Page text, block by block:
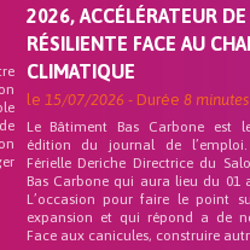
2026, ACCÉLÉRATEUR DE
RÉSILIENTE FACE AU
CLIMATIQUE
le 15/07/2026 - Durée 8 minutes
Le Bâtiment Bas Carbone est
édition du journal de l’emploi.
Férielle Deriche Directrice du
Bas Carbone qui aura lieu du 01
L’occasion pour faire le point
expansion et qui répond a de
Face aux canicules, construire